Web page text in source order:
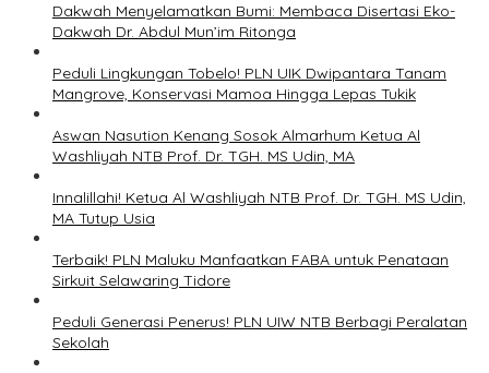
Dakwah Menyelamatkan Bumi: Membaca Disertasi Eko-
Dakwah Dr. Abdul Mun’im Ritonga
Peduli Lingkungan Tobelo! PLN UIK Dwipantara Tanam
Mangrove, Konservasi Mamoa Hingga Lepas Tukik
Aswan Nasution Kenang Sosok Almarhum Ketua Al
Washliyah NTB Prof. Dr. TGH. MS Udin, MA
Innalillahi! Ketua Al Washliyah NTB Prof. Dr. TGH. MS Udin,
MA Tutup Usia
Terbaik! PLN Maluku Manfaatkan FABA untuk Penataan
Sirkuit Selawaring Tidore
Peduli Generasi Penerus! PLN UIW NTB Berbagi Peralatan
Sekolah